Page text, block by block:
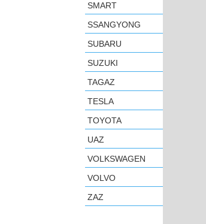
SMART
SSANGYONG
SUBARU
SUZUKI
TAGAZ
TESLA
TOYOTA
UAZ
VOLKSWAGEN
VOLVO
ZAZ